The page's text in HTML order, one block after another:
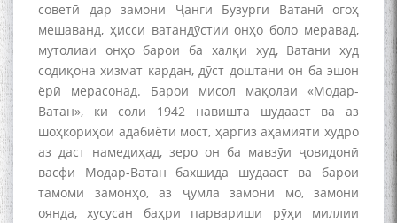
советӣ дар замони Ҷанги Бузурги Ватанӣ огоҳ
мешаванд, ҳисси ватандӯстии онҳо боло меравад,
мутолиаи онҳо барои ба халқи худ, Ватани худ
содиқона хизмат кардан, дӯст доштани он ба эшон
ёрӣ мерасонад. Барои мисол мақолаи «Модар-
Ватан», ки соли 1942 навишта шудааст ва аз
шоҳкориҳои адабиёти мост, ҳаргиз аҳамияти худро
аз даст намедиҳад, зеро он ба мавзӯи ҷовидонӣ
васфи Модар-Ватан бахшида шудааст ва барои
тамоми замонҳо, аз ҷумла замони мо, замони
оянда, хусусан баҳри парвариши рӯҳи миллии
به عبارت دیگر: گفتگو با مومن
قناعت Mumin Qanoat